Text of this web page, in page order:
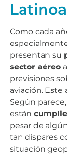
Como cada
presentan su
sector aéreo
previsiones
aviación. Este
Según
están
pesar de
tan dispares
situación